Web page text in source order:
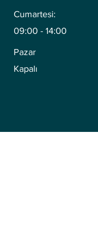
09:00 - 14:00
Cumartesi:
Kapalı
Pazar